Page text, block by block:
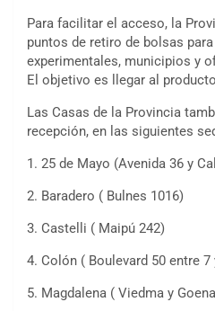
Para facilitar el acceso, la
puntos de retiro de bolsas
experimentales, municipios y
El objetivo es llegar al
Las Casas de la Provincia
recepción, en las siguientes
1.⁠ ⁠25 de Mayo (Avenida 36 y
2.⁠ ⁠⁠Baradero ( Bulnes 1016)
3.⁠ ⁠⁠Castelli ( Maipú 242)
4.⁠ ⁠⁠Colón ( Boulevard 50 entre 7
5.⁠ ⁠⁠Magdalena ( Viedma y